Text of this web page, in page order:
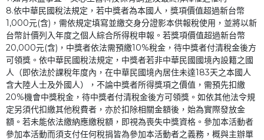
8.依中華民國稅法規定，若中獎者為本國人，獎項價值超過新台幣
1,000元(含)，需依規定填寫並繳交身分證影本供報稅使用，並將以新
台幣計價列入年度之個人綜合所得稅申報。若獎項價值超過新台幣
20,000元(含)，中獎者依法需預繳10%稅金，待中獎者付清稅金後方
可領獎。依中華民國稅法規定，中獎者若非中華民國國境內設籍之國
人（即依法於課稅年度內，在中華民國境內居住未達183天之本國人
含大陸人士及外國人），不論中獎者所得獎項之價值，需預先扣繳
20%機會中獎稅金，待中獎者付清稅金後方可領獎。如依其他法令規
定另須代扣繳其他稅費者，亦於扣除相關金額後，始為實際發放金
額。若未能依法繳納應繳稅額，即視為喪失中獎資格。參加本活動者
參加本活動而須支付任何稅捐皆為參加本活動者之義務，概與主辦單